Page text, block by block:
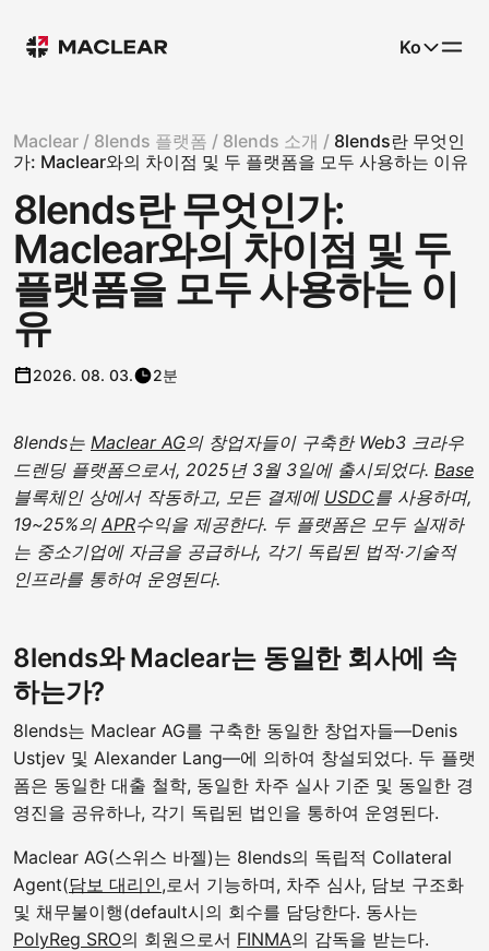
Ko
Maclear / 8lends 플랫폼 / 8lends 소개 / 8lends란 무엇인
가: Maclear와의 차이점 및 두 플랫폼을 모두 사용하는 이유
8lends란 무엇인가:
Maclear와의 차이점 및 두
플랫폼을 모두 사용하는 이
유
2026. 08. 03. 2분
8lends는 Maclear AG의 창업자들이 구축한 Web3 크라우
드렌딩 플랫폼으로서, 2025년 3월 3일에 출시되었다. Base
블록체인 상에서 작동하고, 모든 결제에 USDC를 사용하며,
19~25%의 APR수익을 제공한다. 두 플랫폼은 모두 실재하
는 중소기업에 자금을 공급하나, 각기 독립된 법적·기술적
인프라를 통하여 운영된다.
8lends와 Maclear는 동일한 회사에 속
하는가?
8lends는 Maclear AG를 구축한 동일한 창업자들—Denis
Ustjev 및 Alexander Lang—에 의하여 창설되었다. 두 플랫
폼은 동일한 대출 철학, 동일한 차주 실사 기준 및 동일한 경
영진을 공유하나, 각기 독립된 법인을 통하여 운영된다.
Maclear AG(스위스 바젤)는 8lends의 독립적 Collateral
Agent(담보 대리인,로서 기능하며, 차주 심사, 담보 구조화
및 채무불이행(default시의 회수를 담당한다. 동사는
PolyReg SRO의 회원으로서 FINMA의 감독을 받는다.